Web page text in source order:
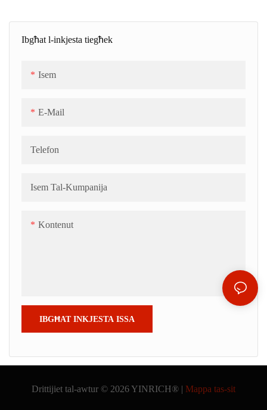
Ibgħat l-inkjesta tiegħek
Isem
E-Mail
Telefon
Isem Tal-Kumpanija
Kontenut
IBGĦAT INKJESTA ISSA
Drittijiet tal-awtur © 2026 YINRICH® | Mappa tas-sit